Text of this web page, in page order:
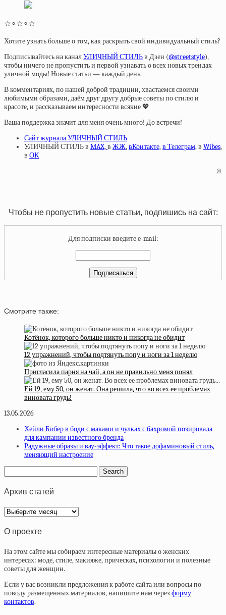
☆∘☆∘☆
Хотите узнать больше о том, как раскрыть свой индивидуальный стиль?
Подписывайтесь на каналУЛИЧНЫЙ СТИЛЬв Дзен (@streetstyle),
чтобы ничего не пропустить и первой узнавать о всех новых трендах
уличной моды! Новые статьи — каждый день.
В комментариях, по нашей доброй традиции, хвастаемся своими
любимыми образами, даём друг другу добрые советы по стилю и
красоте, и рассказываем интересности всякие 💖
Ваша поддержка значит для меня очень много! До встречи!
Сайт журнала УЛИЧНЫЙ СТИЛЬ
УЛИЧНЫЙ СТИЛЬ в MAX,в ЖЖ,вКонтакте,в Телеграм, в Wibes,
в ОК
©
Чтобы не пропустить новые статьи, подпишись на сайт:
Для подписки введите e-mail:
Смотрите также:
Котёнок, которого больше никто и никогда не обидит
12 упражнений, чтобы подтянуть попу и ноги за 1 неделю
Пригласила парня на чай, а он не правильно меня понял
Ей 19, ему 50, он женат. Она решила, что во всех ее проблемах
виновата грудь!
13.05.2026
Хейли Бибер в боди с маками и чулках с бахромой позировала
для кампании известного бренда
Радужные образы и вау-эффект: Что такое дофаминовый стиль,
меняющий настроение
Архив статей
Архив
статей
О проекте
На этом сайте мы собираем интересные материалы о женских
интересах: моде, стиле, макияже, прическах, психологии и полезные
советы для женщин.
Если у вас возникли предложения к работе сайта или вопросы по
поводу размещенных материалов, напишите нам через форму
контактов.